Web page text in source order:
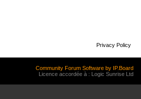
Privacy Policy
Community Forum Software by IP.Board
Licence accordée à : Logic Sunrise Ltd